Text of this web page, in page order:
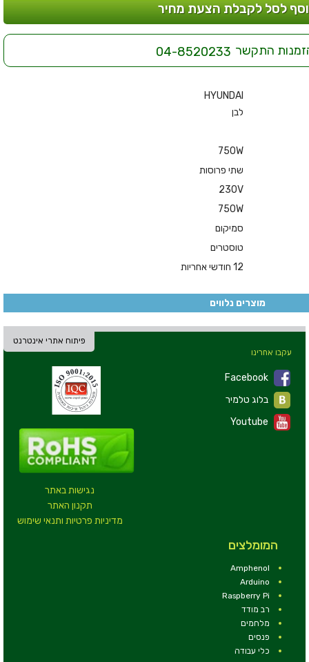
לסל לקבלת הצעת מחיר
התקשר 04-8520233
HYUNDAI
לבן
750W
שתי פרוסות
230V
750W
סמיקום
טוסטרים
12 חודשי אחריות
מוצרים נלווים
פיתוח אתרי אינטרנט
נגישות באתר
תקנון האתר
מדיניות פרטיות ותנאי שימוש
עקבו אחרינו
Facebook
Youtube
המומלצים
Amphenol
Arduino
Raspberry Pi
רב מודד
מלחמים
פנסים
כלי עבודה